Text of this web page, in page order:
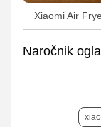
Xiaomi Air
Naročnik